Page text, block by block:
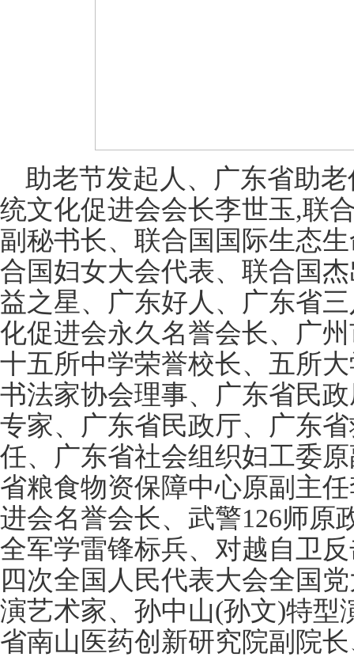
助老节发起人、广东省助
统文化促进会会长李世玉,联
副秘书长、联合国国际生态
合国妇女大会代表、联合国
益之星、广东好人、广东省
化促进会永久名誉会长、广
十五所中学荣誉校长、五所
书法家协会理事、广东省民
专家、广东省民政厅、广东
任、广东省社会组织妇工委
省粮食物资保障中心原副主
进会名誉会长、武警126师原
全军学雷锋标兵、对越自卫
四次全国人民代表大会全国
演艺术家、孙中山(孙文)特型
省南山医药创新研究院副院